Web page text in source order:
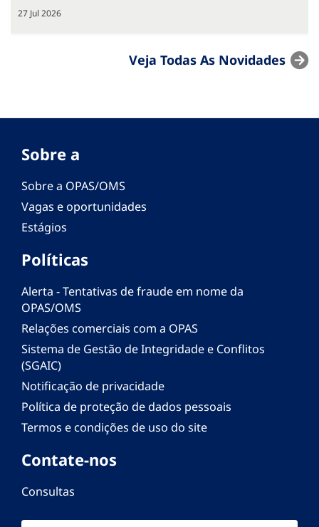
27 Jul 2026
Veja Todas As Novidades
Sobre a
Sobre a OPAS/OMS
Vagas e oportunidades
Estágios
Políticas
Alerta - Tentativas de fraude em nome da
OPAS/OMS
Relações comerciais com a OPAS
Sistema de Gestão de Integridade e Conflitos
(SGAIC)
Notificação de privacidade
Política de proteção de dados pessoais
Termos e condições de uso do site
Contate-nos
Consultas